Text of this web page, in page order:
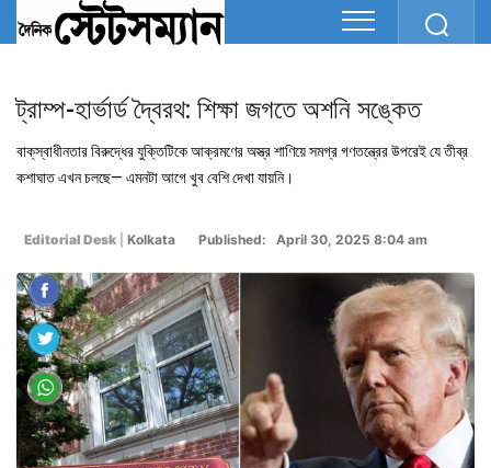
ট্রাম্প-হার্ভার্ড দ্বৈরথ: শিক্ষা জগতে অশনি সঙ্কেত
বাক্‌স্বাধীনতার বিরুদ্ধের যুক্তিটিকে আক্রমণের অস্ত্র শাণিয়ে সমগ্র গণতন্ত্রের উপরেই যে তীব্র
কশাঘাত এখন চলছে— এমনটা আগে খুব বেশি দেখা যায়নি।
Editorial Desk Kolkata Published: April 30, 2025 8:04 am